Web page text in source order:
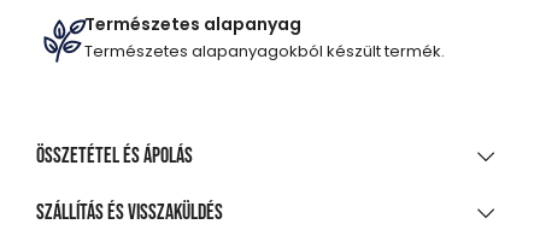
Természetes alapanyag
Természetes alapanyagokból készült termék.
Összetétel és ápolás
ANYAGÖSSZETÉTEL
Szállítás és visszaküldés